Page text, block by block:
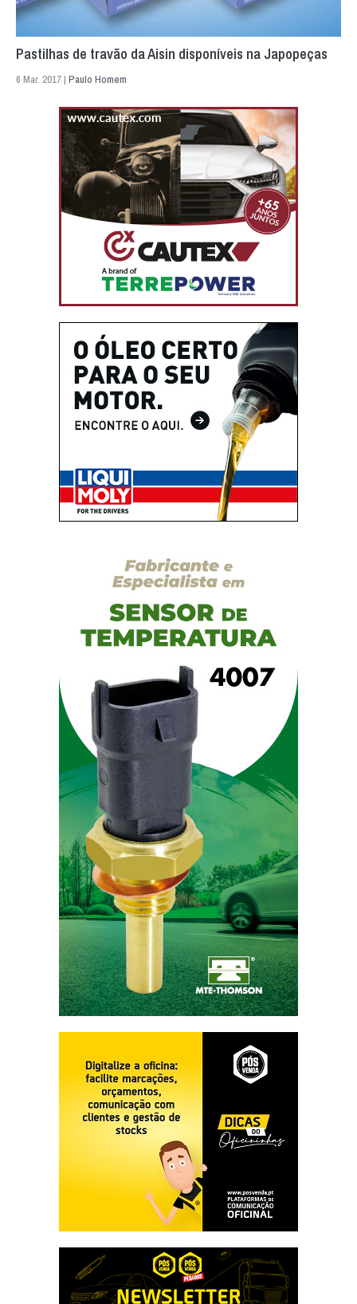
Pastilhas de travão da Aisin disponíveis na Japopeças
6 Mar. 2017 | Paulo Homem